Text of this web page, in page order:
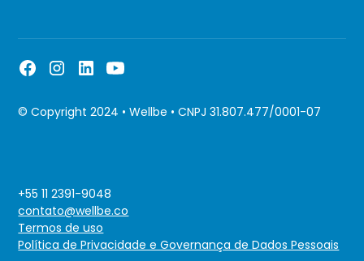
© Copyright 2024 • Wellbe • CNPJ 31.807.477/0001-07
Termos de uso
Política de Privacidade e Governança de Dados Pessoais
+55 11 2391-9048
contato@wellbe.co